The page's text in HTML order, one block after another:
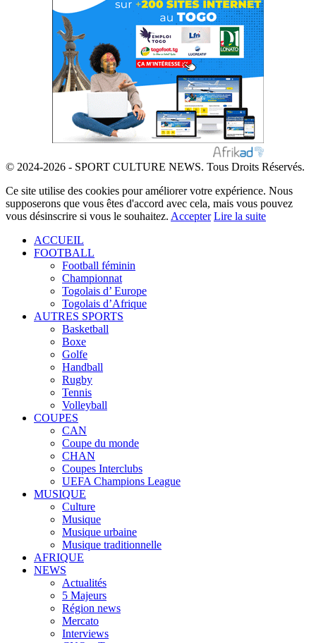
© 2024-2026 - SPORT CULTURE NEWS. Tous Droits Réservés.
Ce site utilise des cookies pour améliorer votre expérience. Nous
supposerons que vous êtes d'accord avec cela, mais vous pouvez
vous désinscrire si vous le souhaitez. Accepter Lire la suite
ACCUEIL
FOOTBALL
Football féminin
Championnat
Togolais d’ Europe
Togolais d’Afrique
AUTRES SPORTS
Basketball
Boxe
Golfe
Handball
Rugby
Tennis
Volleyball
COUPES
CAN
Coupe du monde
CHAN
Coupes Interclubs
UEFA Champions League
MUSIQUE
Culture
Musique
Musique urbaine
Musique traditionnelle
AFRIQUE
NEWS
Actualités
5 Majeurs
Région news
Mercato
Interviews